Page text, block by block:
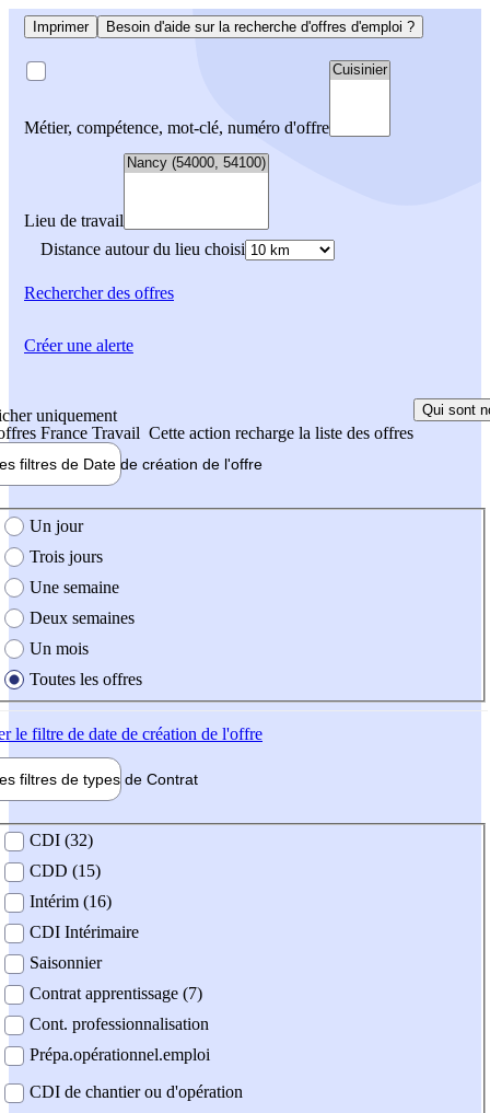
Imprimer Besoin d'aide sur la recherche d'offres d'emploi ?
Métier, compétence, mot-clé, numéro d'offre
Lieu de travail
Distance autour du lieu choisi
Rechercherdes offres
uniquement
France Travail Cette action recharge la liste des offres
Qui sont
filtres de Date de création de l'offre
création de l'offre
Un jour
Trois jours
Une semaine
Deux semaines
Un mois
Toutes les offres
le filtre de date de création de l'offre
filtres de types de Contrat
contrat
CDI (32)
CDD (15)
Intérim (16)
CDI Intérimaire
Saisonnier
Contrat apprentissage (7)
Cont. professionnalisation
Prépa.opérationnel.emploi
CDI de chantier ou d'opération
Créer une alerte